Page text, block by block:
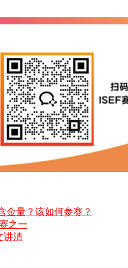
金量？该如何参赛？
之一
讲清